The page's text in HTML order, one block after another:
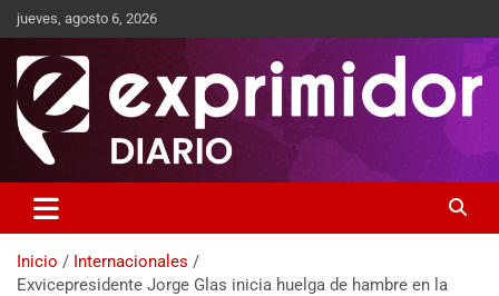
jueves, agosto 6, 2026
Exprimidor media
Inicio
Internacionales
Exvicepresidente Jorge Glas inicia huelga de hambre en la